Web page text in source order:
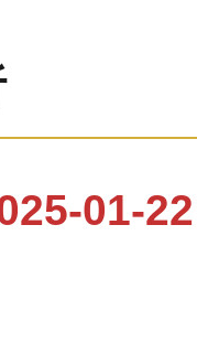
01-